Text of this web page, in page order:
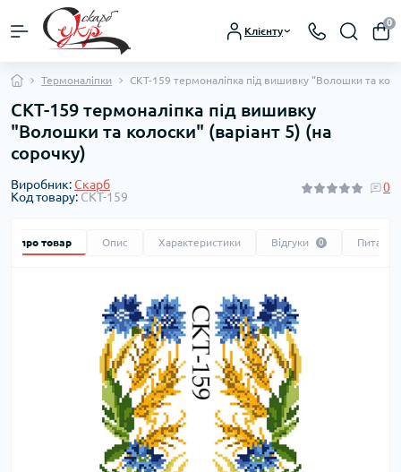
Клієнту
0
Термоналіпки СКТ-159 термоналіпка під вишивку "Волошки та
СКТ-159 термоналіпка під вишивку
"Волошки та колоски" (варіант 5) (на
сорочку)
Виробник:Скарб
Код товару: СКТ-159
0
про товар Опис Характеристики Відгуки 0 Питання